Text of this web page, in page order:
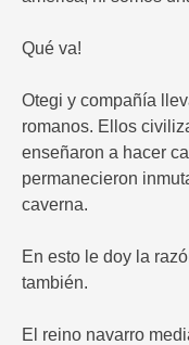
Qué va!
Otegi y compañía
romanos. Ellos
enseñaron a hacer
permanecieron
caverna.
En esto le doy la
también.
El reino navarro